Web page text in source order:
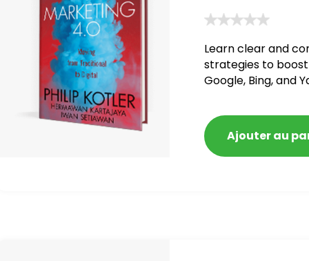
Learn clear and
strategies to
Google, Bing, and
Ajouter au